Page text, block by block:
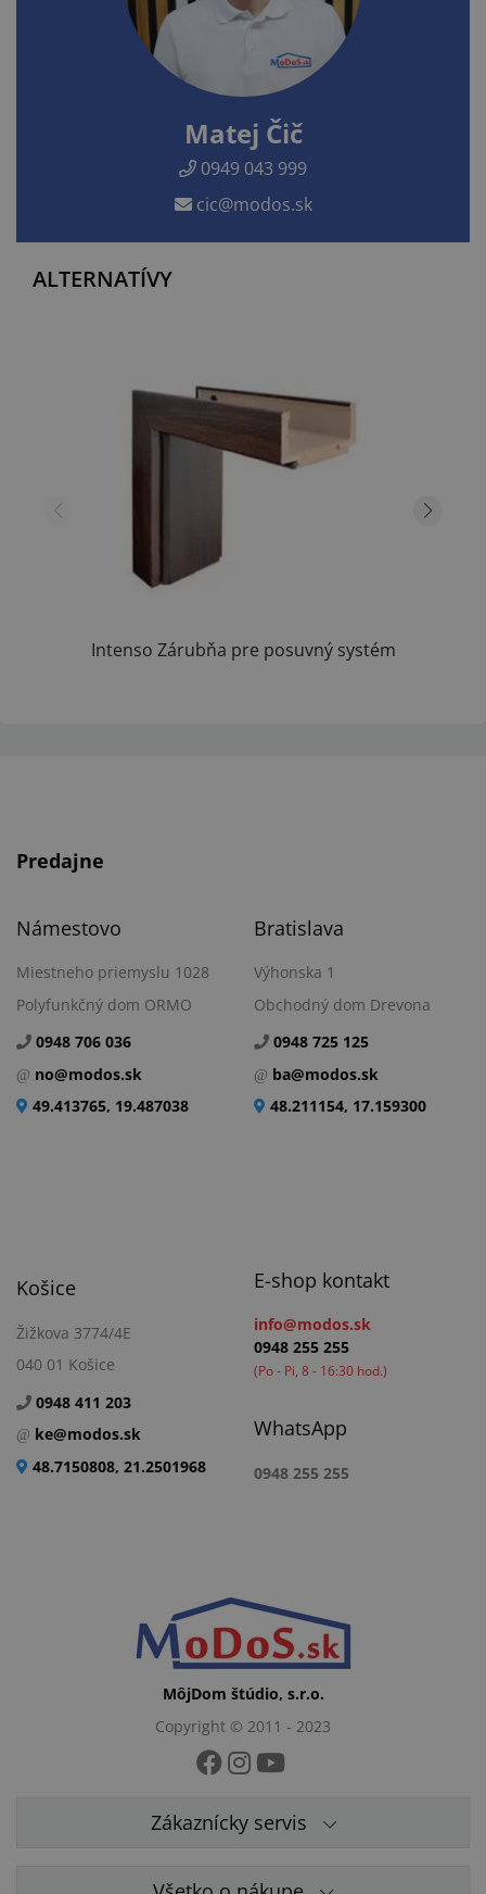
Matej Čič
0949 043 999
cic@modos.sk
ALTERNATÍVY
Intenso Zárubňa pre posuvný systém
Predajne
Námestovo
Miestneho priemyslu 1028
Polyfunkčný dom ORMO
0948 706 036
no@modos.sk
49.413765, 19.487038
Bratislava
Výhonska 1
Obchodný dom Drevona
0948 725 125
ba@modos.sk
48.211154, 17.159300
Košice
Žižkova 3774/4E
040 01 Košice
0948 411 203
ke@modos.sk
48.7150808, 21.2501968
E-shop kontakt
info@modos.sk
0948 255 255
(Po - Pi, 8 - 16:30 hod.)
WhatsApp
0948 255 255
MôjDom štúdio, s.r.o.
Copyright © 2011 - 2023
Zákaznícky servis